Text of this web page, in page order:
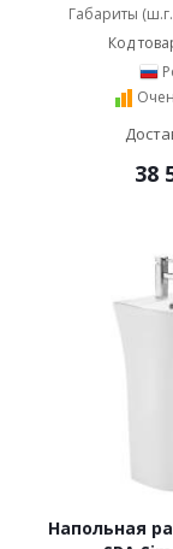
Габариты
Код
38
Напольная